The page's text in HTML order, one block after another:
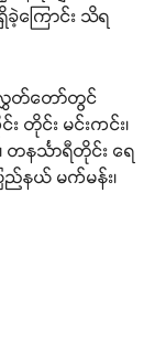
ကြောင်း သိရ
လွှတ်တော်တွင်
း တိုင်း မင်းကင်း၊
တနင်္သာရီတိုင်း ရေ
ြည်နယ် မက်မန်း၊